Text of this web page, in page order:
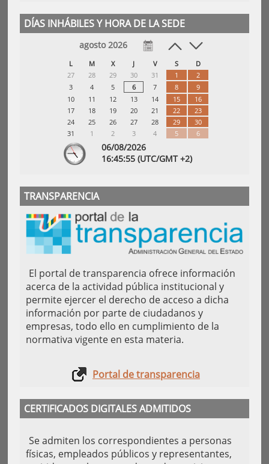
DÍAS INHÁBILES Y HORA DE LA SEDE
agosto 2026
L M X J V S
D
27
28 29 30 31 1
2
3
4 5 6 7 8
9
10
11 12 13 14 15
16
17
18 19 20 21 22
23
24
25 26 27 28 29
30
31
1 2 3 4 5 6
06/08/2026
16:45:55 (UTC/GMT +2)
TRANSPARENCIA
El portal de transparencia ofrece información
acerca de la actividad pública institucional y
permite ejercer el derecho de acceso a dicha
información por parte de ciudadanos y
empresas, todo ello en cumplimiento de la
normativa vigente en esta materia.
Portal de transparencia
CERTIFICADOS DIGITALES ADMITIDOS
Se admiten los correspondientes a personas
físicas, empleados públicos y representantes,